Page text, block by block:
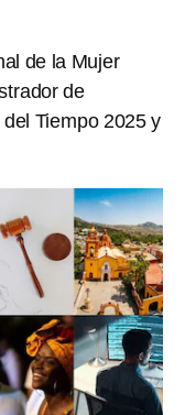
de la Mujer
de
Tiempo 2025 y